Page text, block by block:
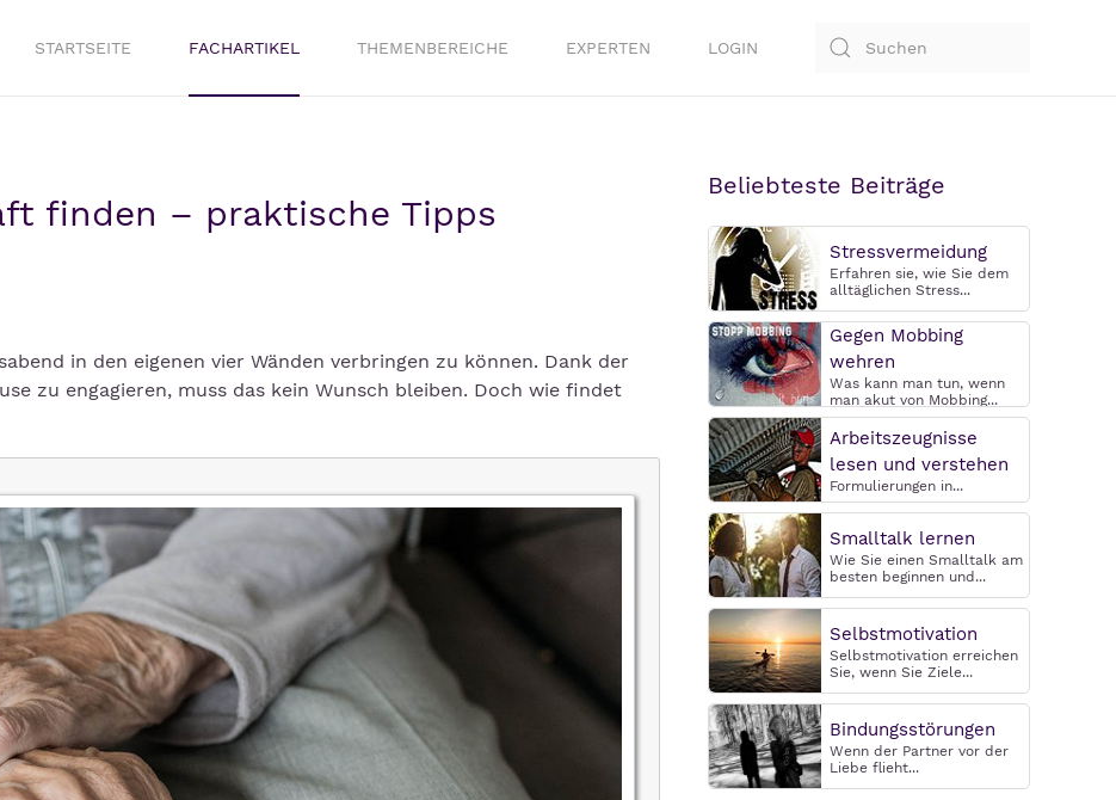
STARTSEITE FACHARTIKEL THEMENBEREICHE EXPERTEN LOGIN
finden – praktische Tipps
in den eigenen vier Wänden verbringen zu können. Dank der
zu engagieren, muss das kein Wunsch bleiben. Doch wie findet
Beliebteste Beiträge
Stressvermeidung
Erfahren sie, wie Sie dem
alltäglichen Stress...
Gegen Mobbing
wehren
Was kann man tun, wenn
man akut von Mobbing...
Arbeitszeugnisse
lesen und verstehen
Formulierungen in...
Smalltalk lernen
Wie Sie einen Smalltalk am
besten beginnen und...
Selbstmotivation
Selbstmotivation erreichen
Sie, wenn Sie Ziele...
Bindungsstörungen
Wenn der Partner vor der
Liebe flieht...